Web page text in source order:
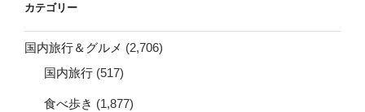
ブ
カテゴリー
国内旅行＆グルメ (2,706)
国内旅行 (517)
食べ歩き (1,877)